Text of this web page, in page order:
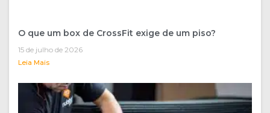
O que um box de CrossFit exige de um piso?
15 de julho de 2026
Leia Mais